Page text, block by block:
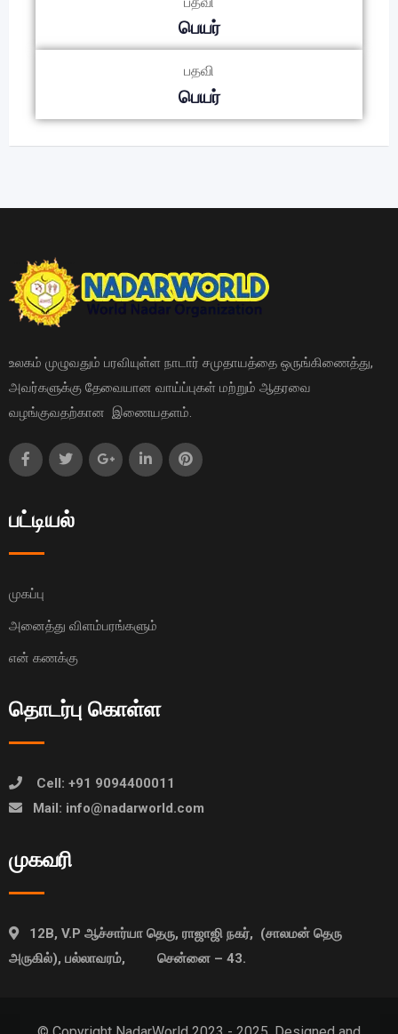
பெயர்
பதவி
பெயர்
உலகம் முழுவதும் பரவியுள்ள நாடார் சமுதாயத்தை ஒருங்கிணைத்து,
அவர்களுக்கு தேவையான வாய்ப்புகள் மற்றும் ஆதரவை
வழங்குவதற்கான இணையதளம்.
பட்டியல்
முகப்பு
அனைத்து விளம்பரங்களும்
என் கணக்கு
தொடர்பு கொள்ள
Cell: +91 9094400011
Mail: info@nadarworld.com
முகவரி
12B, V.P ஆச்சார்யா தெரு, ராஜாஜி நகர், (சாலமன் தெரு
அருகில்), பல்லாவரம், சென்னை – 43.